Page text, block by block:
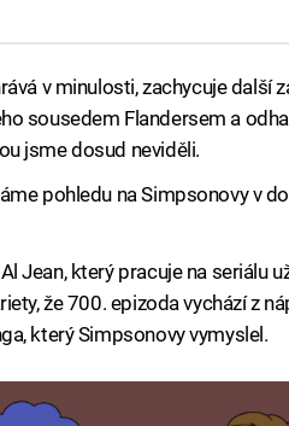
v minulosti, zachycuje další
sousedem Flandersem a
jsme dosud neviděli.
pohledu na Simpsonovy v
Jean, který pracuje na seriálu
že 700. epizoda vychází z
který Simpsonovy vymyslel.